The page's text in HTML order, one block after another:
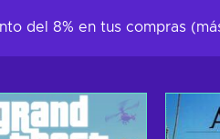
del 8% en tus compras